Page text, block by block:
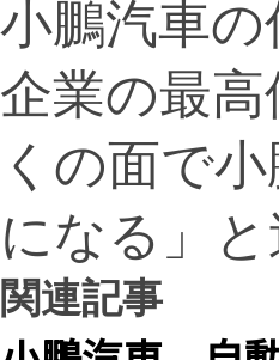
小鵬汽車
企業の最
くの面で
になる」
関連記事